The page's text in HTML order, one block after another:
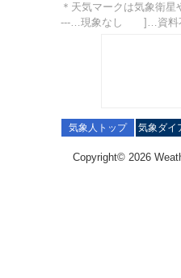
＊天気マークは気象衛
---…現象なし ]…資
気象人トップ 気象ダイ
Copyright© 2026